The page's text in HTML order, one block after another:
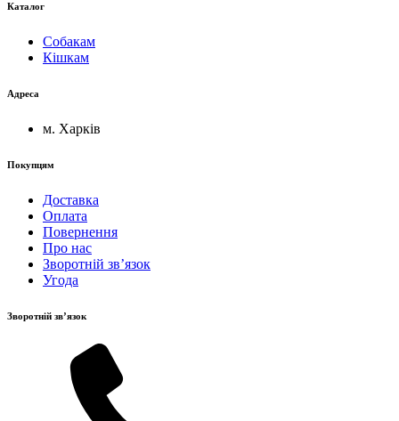
Каталог
Собакам
Кішкам
Адреса
м. Харків
Покупцям
Доставка
Оплата
Повернення
Про нас
Зворотній зв’язок
Угода
Зворотній зв’язок